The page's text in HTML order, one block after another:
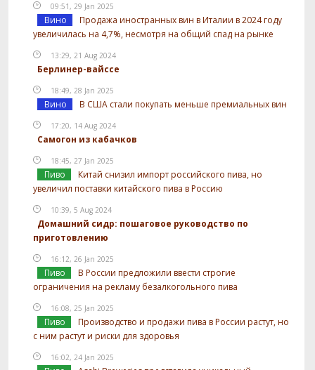
09:51, 29 Jan 2025
Вино
Продажа иностранных вин в Италии в 2024 году
увеличилась на 4,7%, несмотря на общий спад на рынке
13:29, 21 Aug 2024
Берлинер-вайссе
18:49, 28 Jan 2025
Вино В США стали покупать меньше премиальных вин
17:20, 14 Aug 2024
Самогон из кабачков
18:45, 27 Jan 2025
Пиво
Китай снизил импорт российского пива, но
увеличил поставки китайского пива в Россию
10:39, 5 Aug 2024
Домашний сидр: пошаговое руководство по
приготовлению
16:12, 26 Jan 2025
Пиво
В России предложили ввести строгие
ограничения на рекламу безалкогольного пива
16:08, 25 Jan 2025
Пиво
Производство и продажи пива в России растут, но
с ним растут и риски для здоровья
16:02, 24 Jan 2025